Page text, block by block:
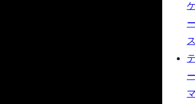
ケ
ー
ス
テ
ー
マ